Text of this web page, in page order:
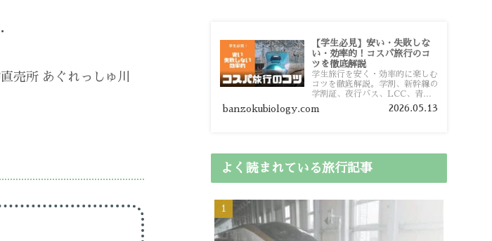
売所 あぐれっしゅ川
【学生必見】安い・失敗しな
い・効率的！コスパ旅行のコ
ツを徹底解説
学生旅行を安く・効率的に楽しむ
コツを徹底解説。学割、新幹線の
学割証、夜行バス、LCC、青春
18きっぷ、レンタカー割り勘な
ど、学生向けの節約旅行術を詳し
banzokubiology.com 2026.05.13
よく読まれている旅行記事